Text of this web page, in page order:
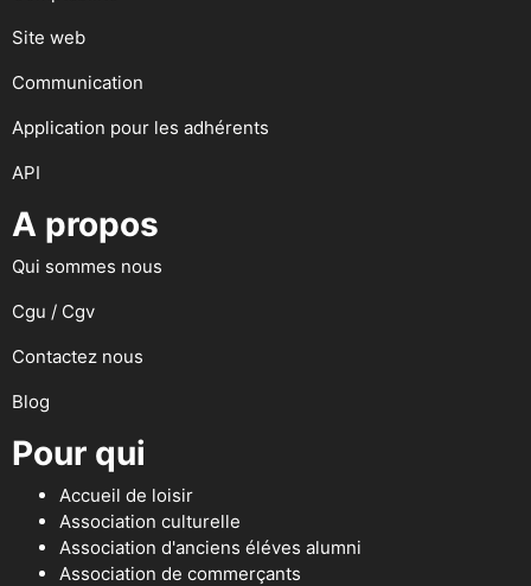
Site web
Communication
Application pour les adhérents
API
A propos
Qui sommes nous
Cgu / Cgv
Contactez nous
Blog
Pour qui
Accueil de loisir
Association culturelle
Association d'anciens éléves alumni
Association de commerçants